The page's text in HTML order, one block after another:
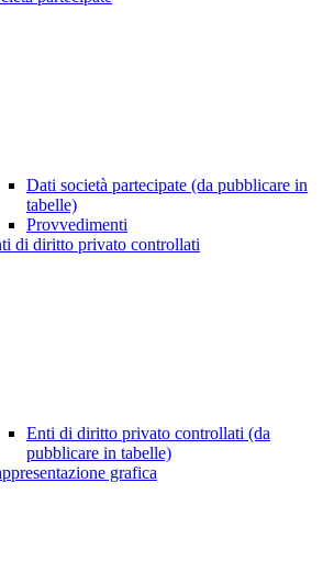
Dati società partecipate (da pubblicare in
tabelle)
Provvedimenti
di diritto privato controllati
Enti di diritto privato controllati (da
pubblicare in tabelle)
grafica